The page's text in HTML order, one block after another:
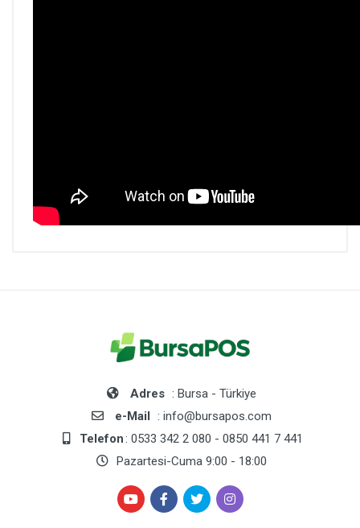
Adres : Bursa - Türkiye
e-Mail
: info@bursapos.com
Telefon: 0533 342 2 080 - 0850 441 7 441
Pazartesi-Cuma 9:00 - 18:00